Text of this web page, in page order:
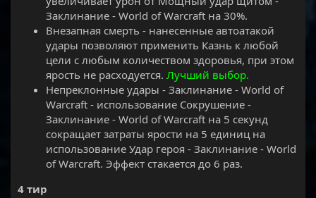
Заклинание - World of Warcraft на 30%.
Внезапная смерть - нанесенные автоатакой
удары позволяют применить Казнь к любой
цели с любым количеством здоровья, при этом
ярость не расходуется. Лучший выбор.
Непреклонные удары - Заклинание - World of
Warcraft - использование Сокрушение -
Заклинание - World of Warcraft на 5 секунд
сокращает затраты ярости на 5 единиц на
использование Удар героя - Заклинание - World
of Warcraft. Эффект стакается до 6 раз.
4 тир